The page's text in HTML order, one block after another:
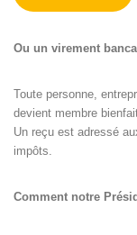
Ou un virement
Toute personne,
devient membre
Un reçu est adressé
impôts.
Comment notre